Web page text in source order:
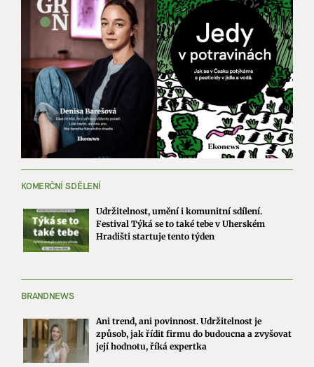
KOMERČNÍ SDĚLENÍ
Udržitelnost, umění i komunitní sdílení.
Festival Týká se to také tebe v Uherském
Hradišti startuje tento týden
BRANDNEWS
Ani trend, ani povinnost. Udržitelnost je
způsob, jak řídit firmu do budoucna a zvyšovat
její hodnotu, říká expertka